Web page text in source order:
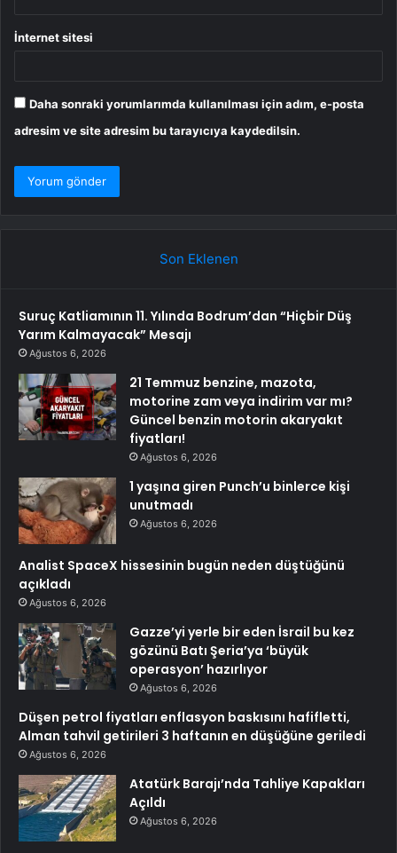
İnternet sitesi
Daha sonraki yorumlarımda kullanılması için adım, e-posta
adresim ve site adresim bu tarayıcıya kaydedilsin.
Son Eklenen
Suruç Katliamının 11. Yılında Bodrum’dan “Hiçbir Düş
Yarım Kalmayacak” Mesajı
Ağustos 6, 2026
21 Temmuz benzine, mazota,
motorine zam veya indirim var mı?
Güncel benzin motorin akaryakıt
fiyatları!
Ağustos 6, 2026
1 yaşına giren Punch’u binlerce kişi
unutmadı
Ağustos 6, 2026
Analist SpaceX hissesinin bugün neden düştüğünü
açıkladı
Ağustos 6, 2026
Gazze’yi yerle bir eden İsrail bu kez
gözünü Batı Şeria’ya ‘büyük
operasyon’ hazırlıyor
Ağustos 6, 2026
Düşen petrol fiyatları enflasyon baskısını hafifletti,
Alman tahvil getirileri 3 haftanın en düşüğüne geriledi
Ağustos 6, 2026
Atatürk Barajı’nda Tahliye Kapakları
Açıldı
Ağustos 6, 2026